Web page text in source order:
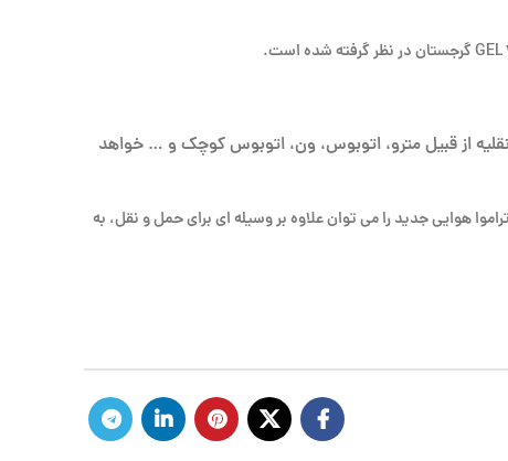
از قبیل مترو، اتوبوس، ون، اتوبوس کوچک و … خواهد
وی همچنین افزود که بررسی های فنی و اقتصادی نشان خواهد داد که کدام یک از این ۳ مکان در اولویت قرار بگیرد و پروژه از کجا آغاز گردد. این ۳ تراموا هوایی جدید را می توان علاوه بر وسیله ای برای حمل و نقل، به